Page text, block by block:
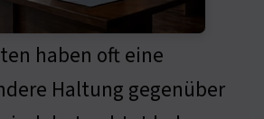
haben oft eine
Haltung gegenüber